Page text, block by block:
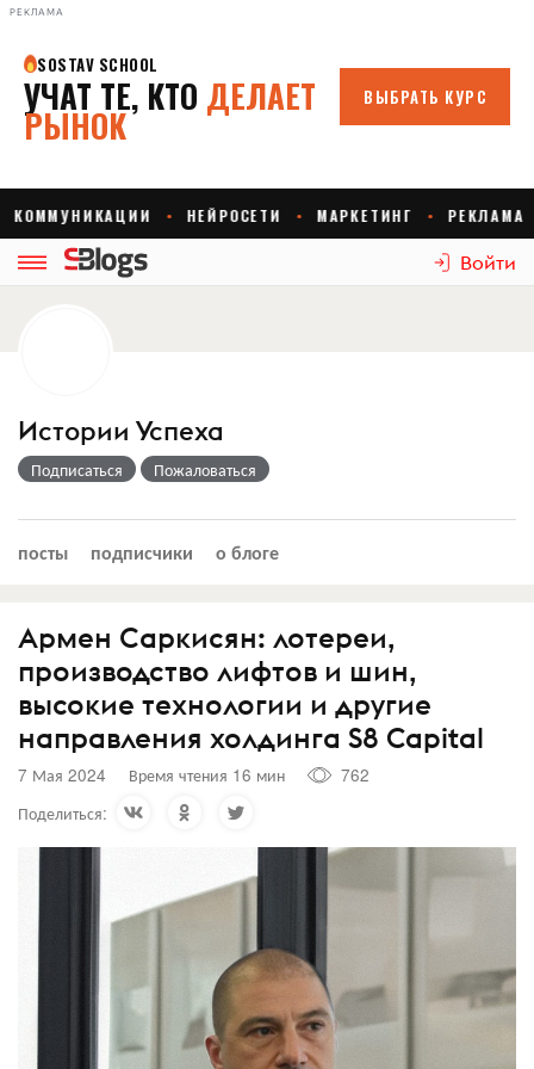
РЕКЛАМА
Войти
Истории Успеха
Подписаться Пожаловаться
посты подписчики о блоге
Армен Саркисян: лотереи,
производство лифтов и шин,
высокие технологии и другие
направления холдинга S8 Capital
7 Мая 2024 Время чтения 16 мин
762
Поделиться: